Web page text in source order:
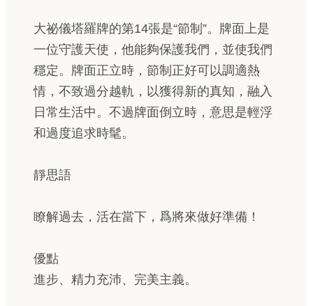
大祕儀塔羅牌的第14張是“節制”。牌面上是
一位守護天使，他能夠保護我們，並使我們
穩定。牌面正立時，節制正好可以調適熱
情，不致過分越軌，以獲得新的真知，融入
日常生活中。不過牌面倒立時，意思是輕浮
和過度追求時髦。
靜思語
瞭解過去，活在當下，爲將來做好準備！
優點
進步、精力充沛、完美主義。